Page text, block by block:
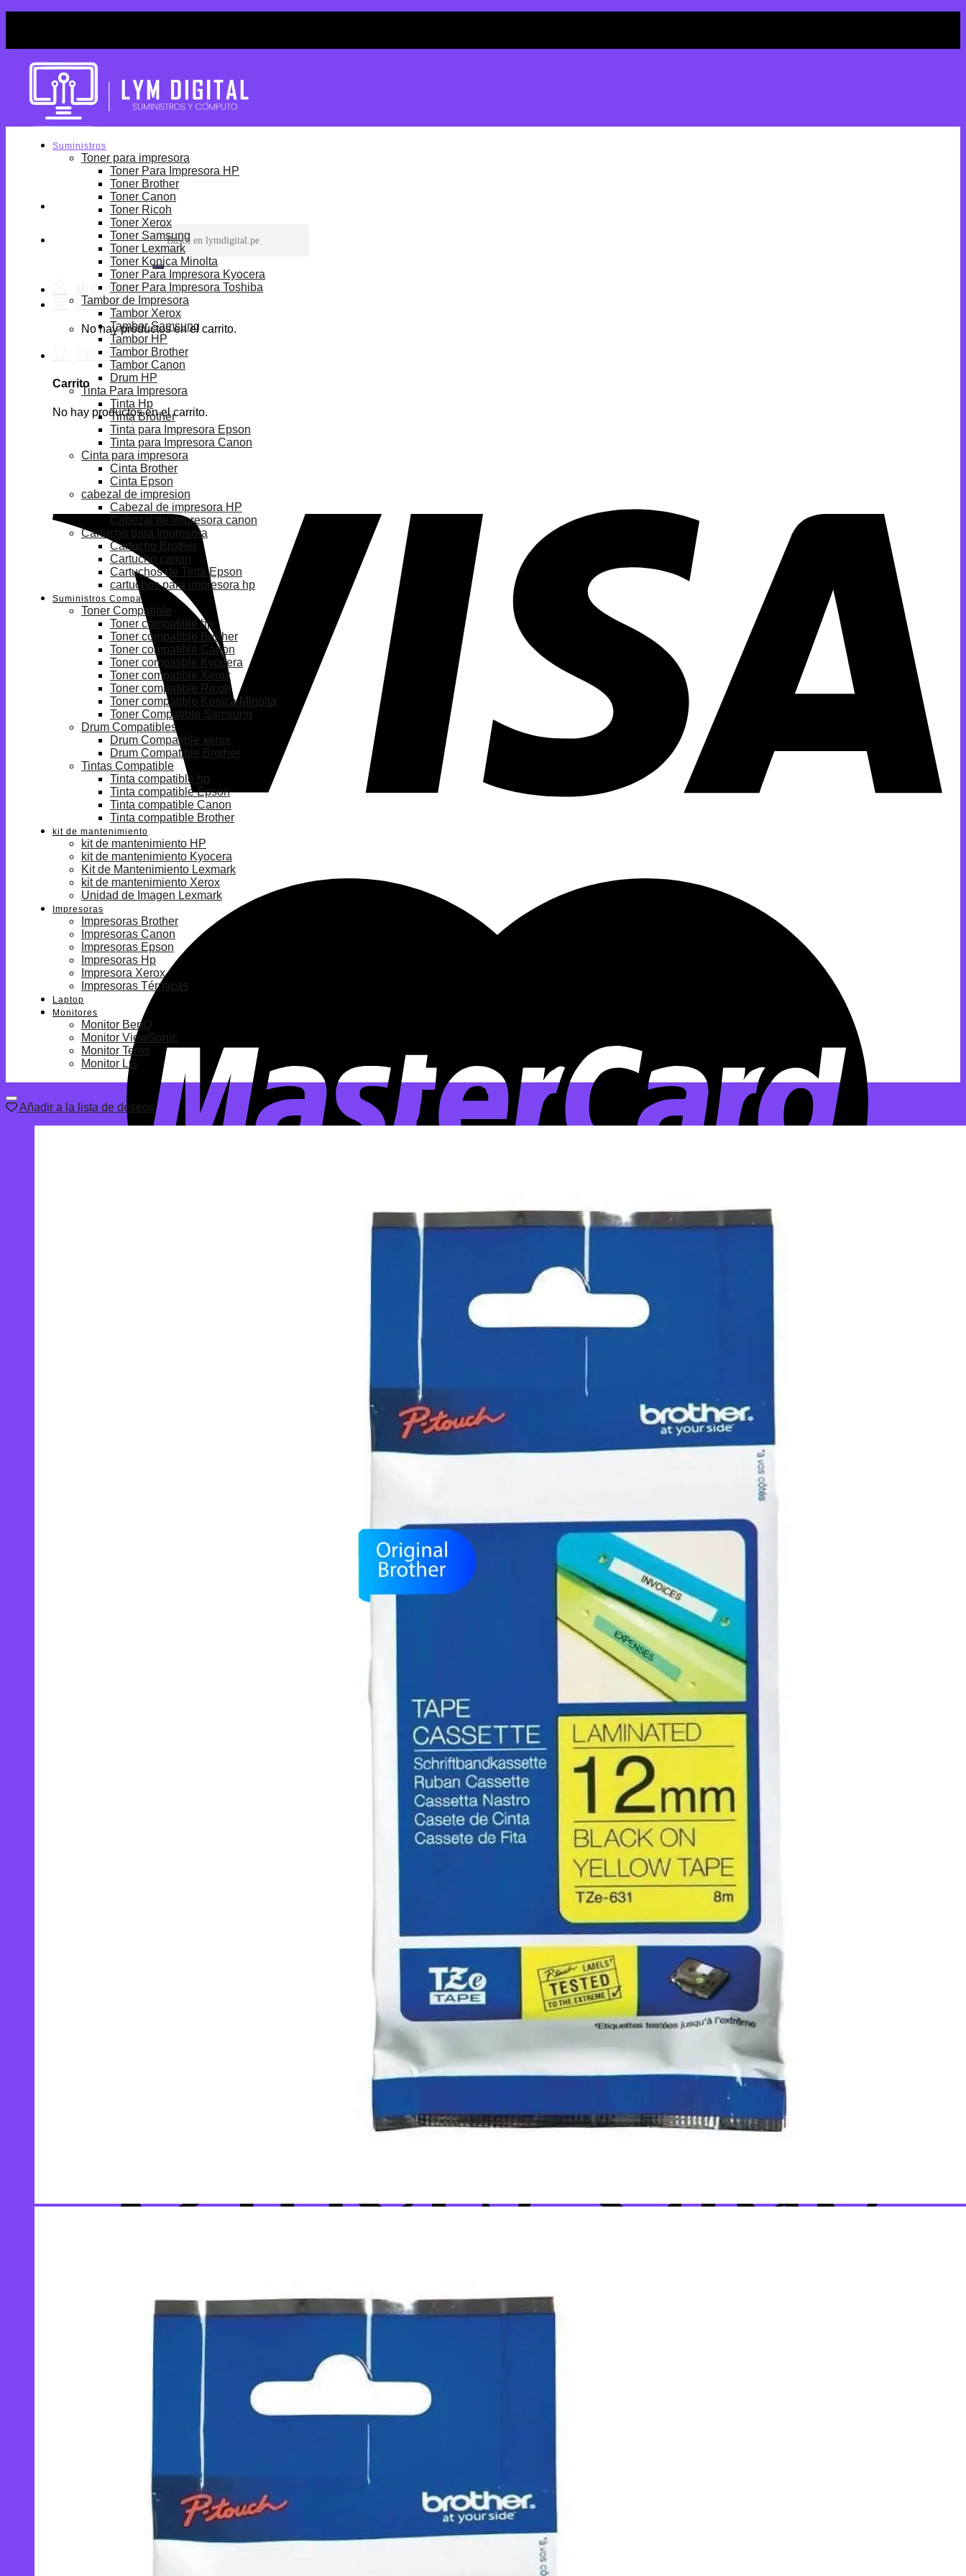
Buscar
por:
No hay productos en el carrito.
Carrito
No hay productos en el carrito.
Suministros
Toner para impresora
Toner Para Impresora HP
Toner Brother
Toner Canon
Toner Ricoh
Toner Xerox
Toner Samsung
Toner Lexmark
Toner Konica Minolta
Toner Para Impresora Kyocera
Toner Para Impresora Toshiba
Tambor de Impresora
Tambor Xerox
Tambor Samsung
Tambor HP
Tambor Brother
Tambor Canon
Drum HP
Tinta Para Impresora
Tinta Hp
Tinta Brother
Tinta para Impresora Epson
Tinta para Impresora Canon
Cinta para impresora
Cinta Brother
Cinta Epson
cabezal de impresion
Cabezal de impresora HP
Cabezal de impresora canon
Cartucho para Impresora
Cartucho Brother
Cartucho canon
Cartuchos de Tinta Epson
cartuchos para impresora hp
Suministros Compatibles
Toner Compatible
Toner compatible hp
Toner compatible Brother
Toner compatible Canon
Toner compatible Kyocera
Toner compatible Xerox
Toner compatible Ricoh
Toner compatible Konica Minolta
Toner Compatible Samsung
Drum Compatibles
Drum Compatible xerox
Drum Compatible Brother
Tintas Compatible
Tinta compatible hp
Tinta compatible Epson
Tinta compatible Canon
Tinta compatible Brother
kit de mantenimiento
kit de mantenimiento HP
kit de mantenimiento Kyocera
Kit de Mantenimiento Lexmark
kit de mantenimiento Xerox
Unidad de Imagen Lexmark
Impresoras
Impresoras Brother
Impresoras Canon
Impresoras Epson
Impresoras Hp
Impresora Xerox
Impresoras Térmicas
Laptop
Monitores
Monitor BenQ
Monitor ViewSonic
Monitor Teros
Monitor LG
Añadir a la lista de deseos